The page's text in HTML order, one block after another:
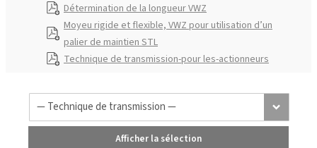
Détermination de la longueur VWZ
Moyeu rigide et flexible, VWZ pour utilisation d’un
palier de maintien STL
Technique de transmission-pour les-actionneurs
Afficher la sélection